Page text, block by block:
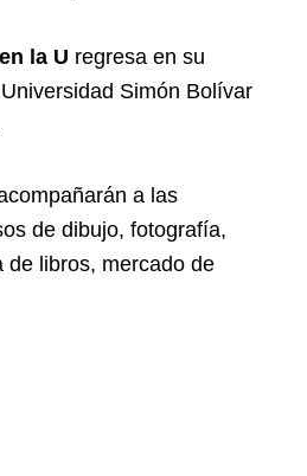
la U regresa en su
Simón Bolívar
a las
de dibujo, fotografía,
de libros, mercado de